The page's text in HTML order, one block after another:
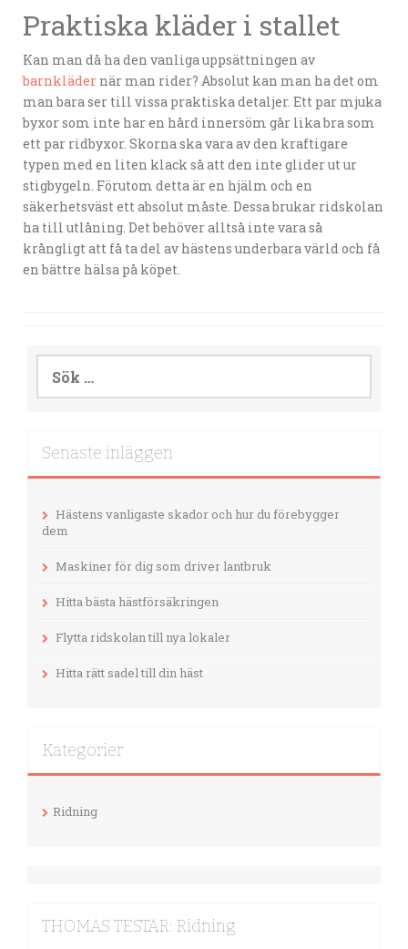
Praktiska kläder i stallet
Kan man då ha den vanliga uppsättningen av
barnkläder när man rider? Absolut kan man ha det om
man bara ser till vissa praktiska detaljer. Ett par mjuka
byxor som inte har en hård innersöm går lika bra som
ett par ridbyxor. Skorna ska vara av den kraftigare
typen med en liten klack så att den inte glider ut ur
stigbygeln. Förutom detta är en hjälm och en
säkerhetsväst ett absolut måste. Dessa brukar ridskolan
ha till utlåning. Det behöver alltså inte vara så
krångligt att få ta del av hästens underbara värld och få
en bättre hälsa på köpet.
efter:
Senaste inläggen
Hästens vanligaste skador och hur du förebygger
dem
Maskiner för dig som driver lantbruk
Hitta bästa hästförsäkringen
Flytta ridskolan till nya lokaler
Hitta rätt sadel till din häst
Kategorier
Ridning
THOMAS TESTAR: Ridning